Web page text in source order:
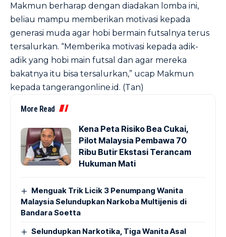
Makmun berharap dengan diadakan lomba ini,
beliau mampu memberikan motivasi kepada
generasi muda agar hobi bermain futsalnya terus
tersalurkan. “Memberika motivasi kepada adik-
adik yang hobi main futsal dan agar mereka
bakatnya itu bisa tersalurkan,” ucap Makmun
kepada tangerangonline.id. (Tan)
More Read
Kena Peta Risiko Bea Cukai,
Pilot Malaysia Pembawa 70
Ribu Butir Ekstasi Terancam
Hukuman Mati
Menguak Trik Licik 3 Penumpang Wanita
Malaysia Selundupkan Narkoba Multijenis di
Bandara Soetta
Selundupkan Narkotika, Tiga Wanita Asal